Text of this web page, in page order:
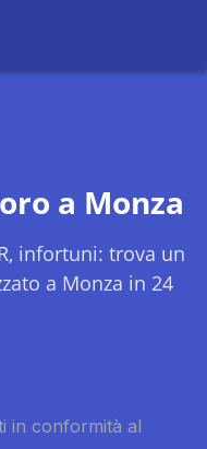
a Monza
infortuni: trova un
a Monza in 24